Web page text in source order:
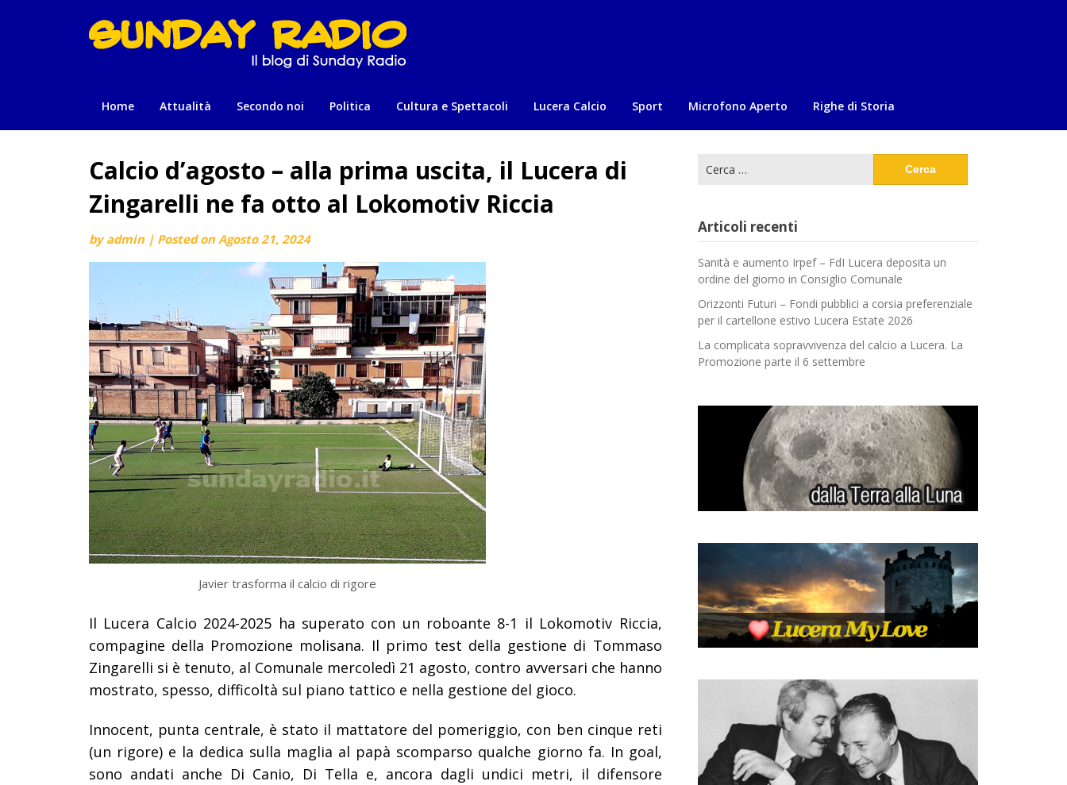
Home Attualità Secondo noi Politica Cultura e Spettacoli Lucera Calcio Sport Microfono Aperto Righe di Storia
Calcio d’agosto – alla prima uscita, il Lucera di
Zingarelli ne fa otto al Lokomotiv Riccia
byadmin | Posted onAgosto 21, 2024
Javier trasforma il calcio di rigore
Il Lucera Calcio 2024-2025 ha superato con un roboante 8-1 il Lokomotiv Riccia,
compagine della Promozione molisana. Il primo test della gestione di Tommaso
Zingarelli si è tenuto, al Comunale mercoledì 21 agosto, contro avversari che hanno
mostrato, spesso, difficoltà sul piano tattico e nella gestione del gioco.
Innocent, punta centrale, è stato il mattatore del pomeriggio, con ben cinque reti
(un rigore) e la dedica sulla maglia al papà scomparso qualche giorno fa. In goal,
sono andati anche Di Canio, Di Tella e, ancora dagli undici metri, il difensore
per:
Articoli recenti
Sanità e aumento Irpef – FdI Lucera deposita un
ordine del giorno in Consiglio Comunale
Orizzonti Futuri – Fondi pubblici a corsia preferenziale
per il cartellone estivo Lucera Estate 2026
La complicata sopravvivenza del calcio a Lucera. La
Promozione parte il 6 settembre